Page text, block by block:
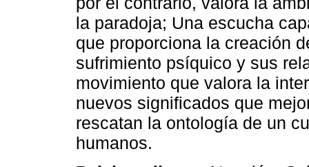
la paradoja; Una escucha
que proporciona la creación
sufrimiento psíquico y sus
movimiento que valora la
nuevos significados que
rescatan la ontología de un
humanos.